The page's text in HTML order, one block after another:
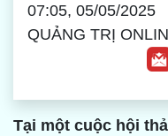
07:05, 05/05/2025
QUẢNG TRỊ
Tại một cuộc hội